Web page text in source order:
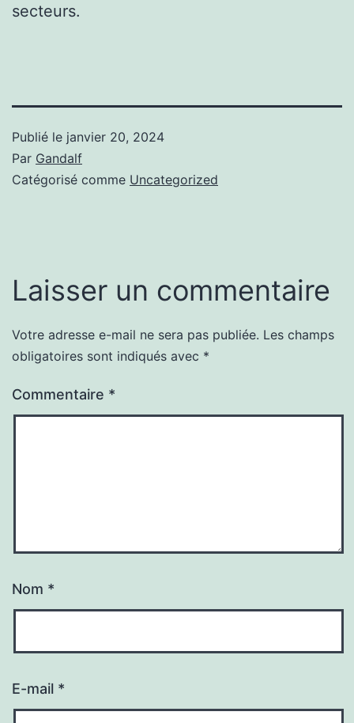
secteurs.
Publié le janvier 20, 2024
Par Gandalf
Catégorisé comme Uncategorized
Laisser un commentaire
Votre adresse e-mail ne sera pas publiée. Les champs
obligatoires sont indiqués avec *
Commentaire *
Nom *
E-mail *